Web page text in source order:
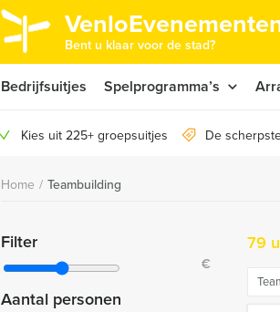
Bent u klaar voor de stad?
Bedrijfsuitjes Spelprogramma’s
Kies uit 225+ groepsuitjes De
Home / Teambuilding
Filter
€
Aantal personen
79